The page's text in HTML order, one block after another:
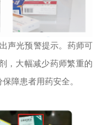
声光预警提示。药师可
，大幅减少药师繁重的
障患者用药安全。